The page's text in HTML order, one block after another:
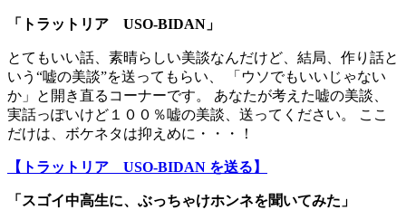
「トラットリア USO-BIDAN」
とてもいい話、素晴らしい美談なんだけど、結局、作り話と
いう“嘘の美談”を送ってもらい、 「ウソでもいいじゃない
か」と開き直るコーナーです。 あなたが考えた嘘の美談、
実話っぽいけど１００％嘘の美談、送ってください。 ここ
だけは、ボケネタは抑えめに・・・！
【トラットリア USO-BIDAN を送る】
「スゴイ中高生に、ぶっちゃけホンネを聞いてみた」